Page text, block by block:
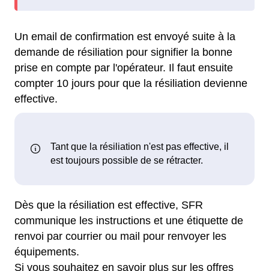
Un email de confirmation est envoyé suite à la
demande de résiliation pour signifier la bonne
prise en compte par l'opérateur. Il faut ensuite
compter 10 jours pour que la résiliation devienne
effective.
Dès que la résiliation est effective, SFR
communique les instructions et une étiquette de
renvoi par courrier ou mail pour renvoyer les
équipements.
Si vous souhaitez en savoir plus sur les offres